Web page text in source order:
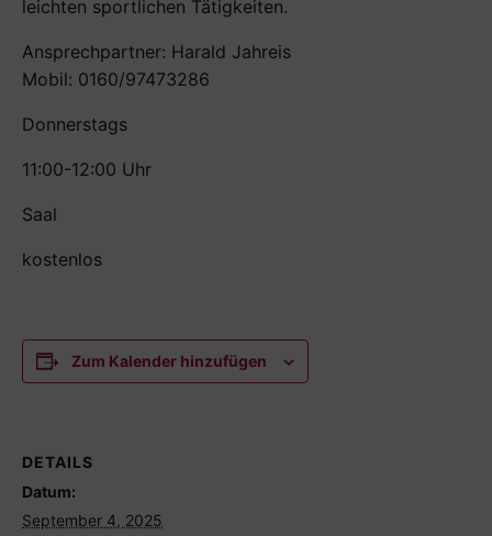
leichten sportlichen Tätigkeiten.
Ansprechpartner: Harald Jahreis
Mobil: 0160/97473286
Donnerstags
11:00-12:00 Uhr
Saal
kostenlos
Zum Kalender hinzufügen
DETAILS
Datum:
September 4, 2025